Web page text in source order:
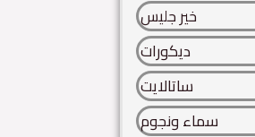
خير جليس
ديكورات
ساتالايت
سماء ونجوم